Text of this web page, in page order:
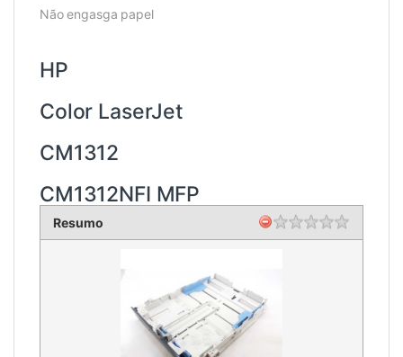
Não engasga papel
HP
Color LaserJet
CM1312
CM1312NFI MFP
Resumo